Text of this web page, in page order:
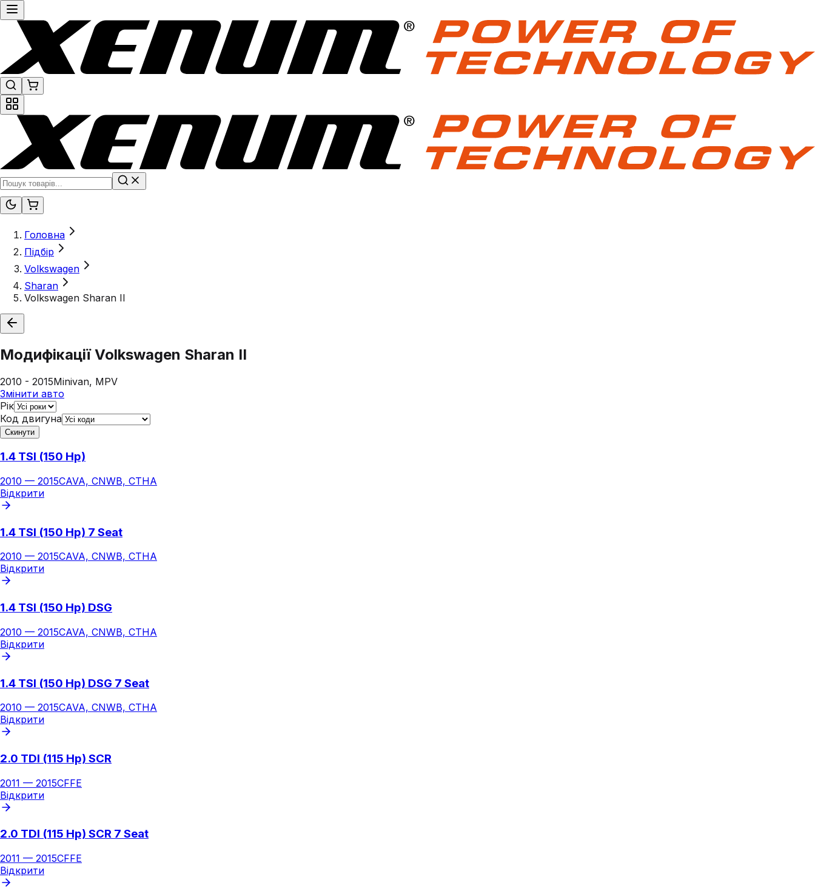
Головна
Підбір
Volkswagen
Sharan
Volkswagen Sharan II
МодифікаціїVolkswagen Sharan II
2010 - 2015Minivan, MPV
Змінити авто
Рік
Код двигуна
Скинути
1.4 TSI (150 Hp)
2010 — 2015CAVA, CNWB, CTHA
Відкрити
1.4 TSI (150 Hp) 7 Seat
2010 — 2015CAVA, CNWB, CTHA
Відкрити
1.4 TSI (150 Hp) DSG
2010 — 2015CAVA, CNWB, CTHA
Відкрити
1.4 TSI (150 Hp) DSG 7 Seat
2010 — 2015CAVA, CNWB, CTHA
Відкрити
2.0 TDI (115 Hp) SCR
2011 — 2015CFFE
Відкрити
2.0 TDI (115 Hp) SCR 7 Seat
2011 — 2015CFFE
Відкрити